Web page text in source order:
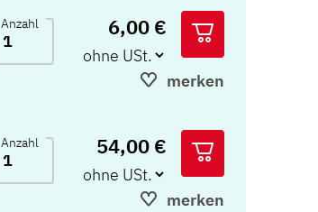
Anzahl 6,00 €
merken
Anzahl 54,00 €
merken